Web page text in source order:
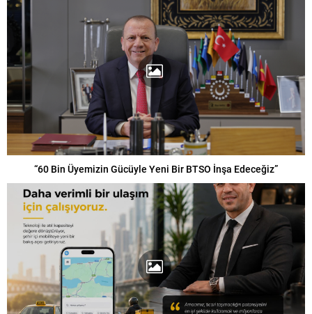
“60 Bin Üyemizin Gücüyle Yeni Bir BTSO İnşa Edeceğiz”